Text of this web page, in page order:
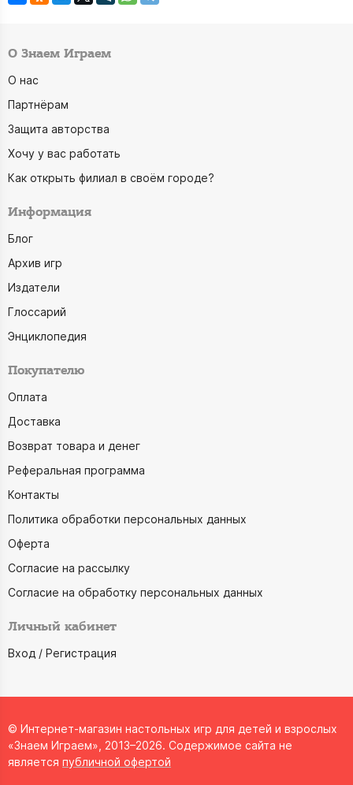
О Знаем Играем
О нас
Партнёрам
Защита авторства
Хочу у вас работать
Как открыть филиал в своём городе?
Информация
Блог
Архив игр
Издатели
Глоссарий
Энциклопедия
Покупателю
Оплата
Доставка
Возврат товара и денег
Реферальная программа
Контакты
Политика обработки персональных данных
Оферта
Согласие на рассылку
Согласие на обработку персональных данных
Личный кабинет
Вход / Регистрация
© Интернет-магазин настольных игр для детей и взрослых
«Знаем Играем», 2013–2026. Содержимое сайта не
является публичной офертой